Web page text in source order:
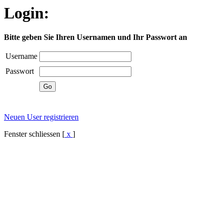
Login:
Bitte geben Sie Ihren Usernamen und Ihr Passwort an
Username
Passwort
Neuen User registrieren
Fenster schliessen [ x ]